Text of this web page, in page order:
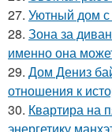
27. Уютный дом
28. Зона за
именно она
29. Дом Дениз
отношения к
30. Квартира на